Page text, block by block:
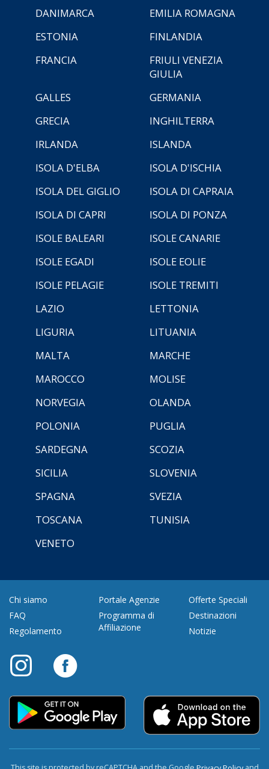
DANIMARCA
EMILIA ROMAGNA
ESTONIA
FINLANDIA
FRANCIA
FRIULI VENEZIA
GIULIA
GALLES
GERMANIA
GRECIA
INGHILTERRA
IRLANDA
ISLANDA
ISOLA D'ELBA
ISOLA D'ISCHIA
ISOLA DEL GIGLIO
ISOLA DI CAPRAIA
ISOLA DI CAPRI
ISOLA DI PONZA
ISOLE BALEARI
ISOLE CANARIE
ISOLE EGADI
ISOLE EOLIE
ISOLE PELAGIE
ISOLE TREMITI
LAZIO
LETTONIA
LIGURIA
LITUANIA
MALTA
MARCHE
MAROCCO
MOLISE
NORVEGIA
OLANDA
POLONIA
PUGLIA
SARDEGNA
SCOZIA
SICILIA
SLOVENIA
SPAGNA
SVEZIA
TOSCANA
TUNISIA
VENETO
Chi siamo
FAQ
Regolamento
Portale Agenzie
Programma di
Affiliazione
Offerte Speciali
Destinazioni
Notizie